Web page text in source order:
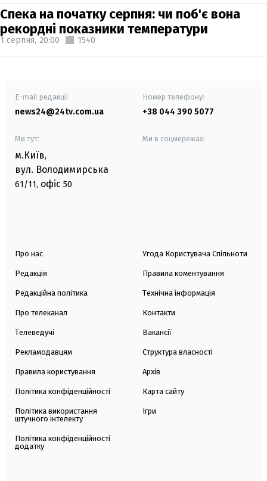
Спека на початку серпня: чи поб'є вона
рекордні показники температури
1 серпня, 20:00 1540
E-mail редакції
news24@24tv.com.ua
Номер телефону:
+38 044 390 5077
Ми тут:
м.Київ,
вул. Володимирська
61/11, офіс 50
Ми в соцмережах:
Про нас
Редакція
Редакційна політика
Про телеканал
Телеведучі
Рекламодавцям
Правила користування
Політика конфіденційності
Політика використання
штучного інтелекту
Політика конфіденційності
додатку
Угода Користувача Спільноти
Правила коментування
Технічна інформація
Контакти
Вакансії
Структура власності
Архів
Карта сайту
Ігри